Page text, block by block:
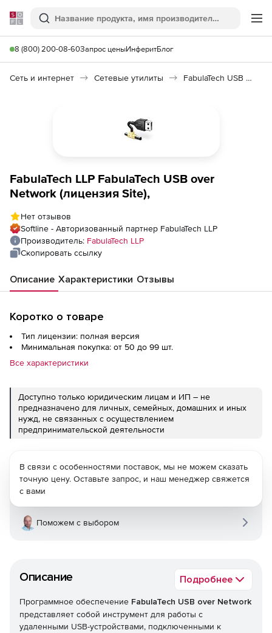
Softline
Поиск
8 (800) 200-08-60Запрос ценыИнферитБлог
Сеть и интернет Сетевые утилиты FabulaTech USB over Network
FabulaTech LLP FabulaTech USB over
Network (лицензия Site),
Нет отзывов
Softline - Авторизованный партнер FabulaTech LLP
Производитель: FabulaTech LLP
Скопировать ссылку
Описание Характеристики Отзывы
Коротко о товаре
Тип лицензии: полная версия
Минимальная покупка: от 50 до 99 шт.
Все характеристики
Доступно только юридическим лицам и ИП – не
предназначено для личных, семейных, домашних и иных
нужд, не связанных с осуществлением
предпринимательской деятельности
Описание Подробнее
Программное обеспечение FabulaTech USB over Network
представляет собой инструмент для работы с
удаленными USB-устройствами, подключенными к
В связи с особенностями поставок, мы не можем сказать
точную цену. Оставьте запрос, и наш менеджер свяжется
с вами
Поможем с выбором